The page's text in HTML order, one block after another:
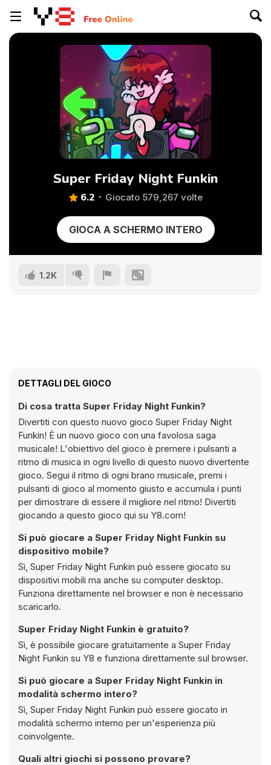
Super Friday Night Funkin
6.2 Giocato 579,267 volte
GIOCA A SCHERMO INTERO
1.2K
DETTAGLI DEL GIOCO
Di cosa tratta Super Friday Night Funkin?
Divertiti con questo nuovo gioco Super Friday Night
Funkin! È un nuovo gioco con una favolosa saga
musicale! L'obiettivo del gioco è premere i pulsanti a
ritmo di musica in ogni livello di questo nuovo divertente
gioco. Segui il ritmo di ogni brano musicale, premi i
pulsanti di gioco al momento giusto e accumula i punti
per dimostrare di essere il migliore nel ritmo! Divertiti
giocando a questo gioco qui su Y8.com!
Si può giocare a Super Friday Night Funkin su
dispositivo mobile?
Sì, Super Friday Night Funkin può essere giocato su
dispositivi mobili ma anche su computer desktop.
Funziona direttamente nel browser e non è necessario
scaricarlo.
Super Friday Night Funkin è gratuito?
Sì, è possibile giocare gratuitamente a Super Friday
Night Funkin su Y8 e funziona direttamente sul browser.
Si può giocare a Super Friday Night Funkin in
modalità schermo intero?
Sì, Super Friday Night Funkin può essere giocato in
modalità schermo interno per un'esperienza più
coinvolgente.
Quali altri giochi si possono provare?